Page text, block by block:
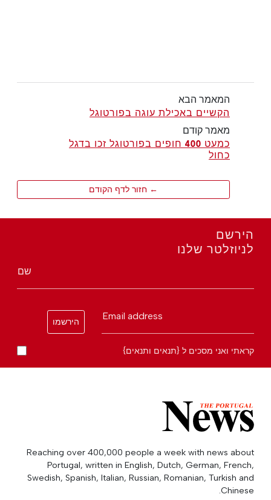
המאמר הבא
הקשיים באכילת עוגה בפורטוגל
מאמר קודם
כמעט 400 חופים בפורטוגל זכו בדגל
כחול
← חזור לדף הקודם
הירשם
לניוזלטר שלנו
שם
Email address
הירשמו
קראתי ואני מסכים ל {תנאים ותנאים}
Reaching over 400,000 people a week with news about
Portugal, written in English, Dutch, German, French,
Swedish, Spanish, Italian, Russian, Romanian, Turkish and
Chinese.